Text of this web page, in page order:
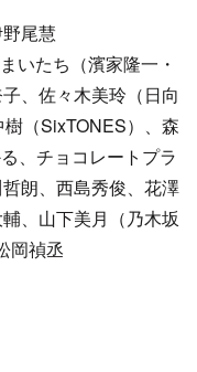
尾慧
いたち（濱家隆一・
、佐々木美玲（日向
（SixTONES）、森
、チョコレートプラ
朗、西島秀俊、花澤
、山下美月（乃木坂
岡禎丞